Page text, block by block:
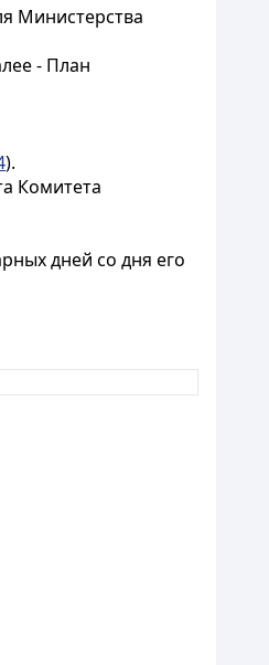
Министерства
- План
).
Комитета
дней со дня его